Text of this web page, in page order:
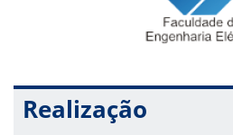
Realização